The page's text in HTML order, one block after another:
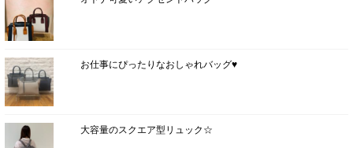
お仕事にぴったりなおしゃれバッグ♥
大容量のスクエア型リュック☆